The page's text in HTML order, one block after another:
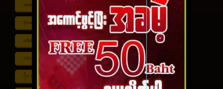
online ငါး ပစ် ဂိမ်းapp Shan Koe Mee ငါး ပစ် ဂိမ်း
Shwe ကာစီနို APK UFABET ufabet888
ufabet เข้าสู่ระบบ ကာစီနို app ကာစီနို ဂိမ်း
ကာစီနို ငါး ပစ် ဂိမ်း ကာစီနို စလော့ဂိမ်း ကျွဲ စလော့ဂိမ်း
ဂိုး ပေါင်း လောင်း နည်း ငါး ဂိမ်း ငွေ အကောင် ဆုံး